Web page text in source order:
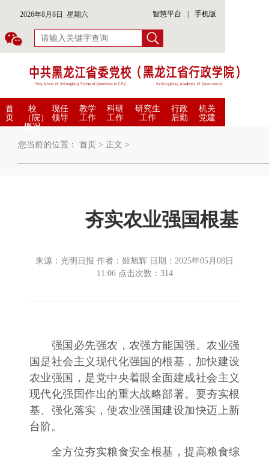
2026年8月8日 星期六 智慧平台 手机版
首
页
校
（院）
概况
现任
领导
教学
工作
科研
工作
研究生
工作
行政
后勤
机关
党建
您当前的位置： 首页 > 正文 >
夯实农业强国根基
来源：光明日报 作者：姬旭辉 日期：2025年05月08日
11:06 点击次数： 314
强国必先强农，农强方能国强。农业强
国是社会主义现代化强国的根基，加快建设
农业强国，是党中央着眼全面建成社会主义
现代化强国作出的重大战略部署。要夯实根
基、强化落实，使农业强国建设加快迈上新
台阶。
全方位夯实粮食安全根基，提高粮食综